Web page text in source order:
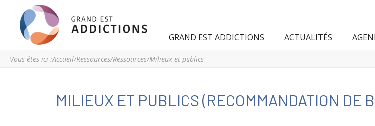
Est
Addictions
régional
de
ressources
en
GRAND EST ADDICTIONS ACTUALITÉS
Vous êtes ici :Accueil/Ressources/Ressources/Milieux et publics
MILIEUX ET PUBLICS (RECOMMANDATION DE